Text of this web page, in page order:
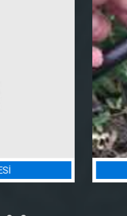
SULAMA PROJESI